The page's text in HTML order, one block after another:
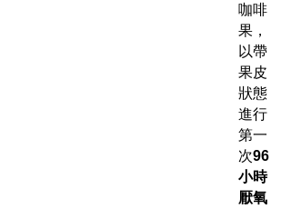
咖啡
果，
以帶
果皮
狀態
進行
第一
次96
小時
厭氧